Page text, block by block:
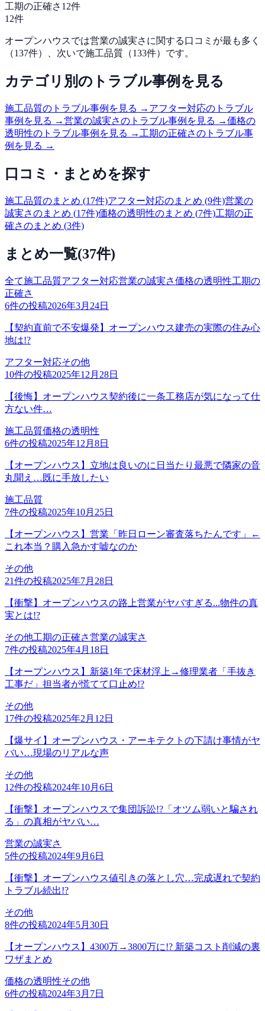
工期の正確さ 12件
12件
オープンハウスでは営業の誠実さ に関する口コミが最も多く
（137件）、次いで施工品質 （133件）です。
カテゴリ別のトラブル事例を見る
施工品質のトラブル事例を見る → アフター対応のトラブル
事例を見る →営業の誠実さのトラブル事例を見る →価格の
透明性のトラブル事例を見る → 工期の正確さのトラブル事
例を見る →
口コミ・まとめを探す
施工品質のまとめ (17件)アフター対応のまとめ (9件)営業の
誠実さのまとめ (17件)価格の透明性のまとめ (7件)工期の正
確さのまとめ (3件)
まとめ一覧(37件)
全て施工品質アフター対応営業の誠実さ価格の透明性工期の
正確さ
6件の投稿2026年3月24日
【契約直前で不安爆発】オープンハウス建売の実際の住み心
地は!?
アフター対応その他
10件の投稿2025年12月28日
【後悔】オープンハウス契約後に一条工務店が気になって仕
方ない件…
施工品質価格の透明性
6件の投稿2025年12月8日
【オープンハウス】立地は良いのに日当たり最悪で隣家の音
丸聞え…既に手放したい
施工品質
7件の投稿2025年10月25日
【オープンハウス】営業「昨日ローン審査落ちたんです」←
これ本当？購入急かす嘘なのか
その他
21件の投稿2025年7月28日
【衝撃】オープンハウスの路上営業がヤバすぎる...物件の真
実とは!?
その他工期の正確さ営業の誠実さ
7件の投稿2025年4月18日
【オープンハウス】新築1年で床材浮上→修理業者「手抜き
工事だ」担当者が慌てて口止め!?
その他
17件の投稿2025年2月12日
【爆サイ】オープンハウス・アーキテクトの下請け事情がヤ
バい…現場のリアルな声
その他
12件の投稿2024年10月6日
【衝撃】オープンハウスで集団訴訟!?「オツム弱いと騙され
る」の真相がヤバい…
営業の誠実さ
5件の投稿2024年9月6日
【衝撃】オープンハウス値引きの落とし穴…完成遅れで契約
トラブル続出!?
その他
8件の投稿2024年5月30日
【オープンハウス】4300万→3800万に!? 新築コスト削減の裏
ワザまとめ
価格の透明性その他
6件の投稿2024年3月7日